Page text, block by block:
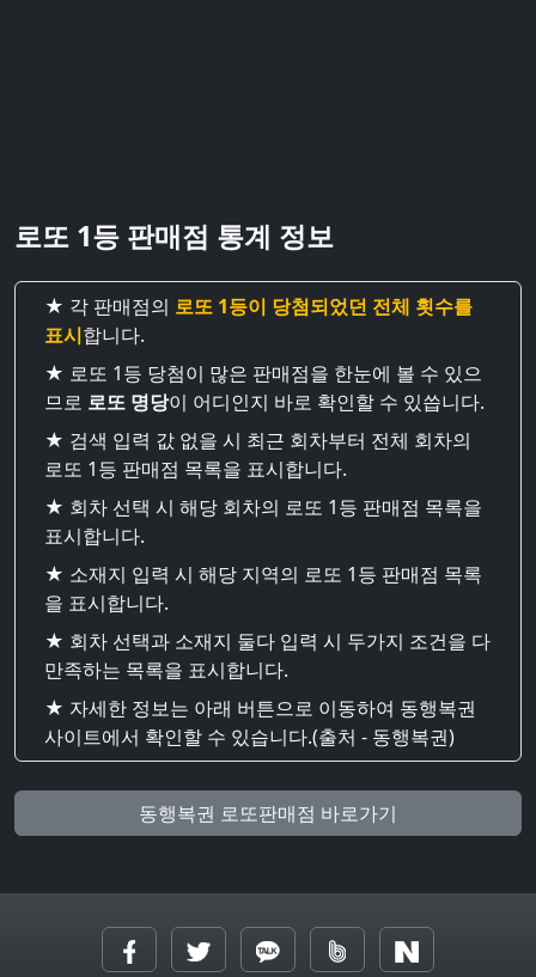
로또 1등 판매점 통계 정보
★ 각 판매점의 로또 1등이 당첨되었던 전체 횟수를
표시합니다.
★ 로또 1등 당첨이 많은 판매점을 한눈에 볼 수 있으
므로 로또 명당이 어디인지 바로 확인할 수 있씁니다.
★ 검색 입력 값 없을 시 최근 회차부터 전체 회차의
로또 1등 판매점 목록을 표시합니다.
★ 회차 선택 시 해당 회차의 로또 1등 판매점 목록을
표시합니다.
★ 소재지 입력 시 해당 지역의 로또 1등 판매점 목록
을 표시합니다.
★ 회차 선택과 소재지 둘다 입력 시 두가지 조건을 다
만족하는 목록을 표시합니다.
★ 자세한 정보는 아래 버튼으로 이동하여 동행복권
사이트에서 확인할 수 있습니다.(출처 - 동행복권)
동행복권 로또판매점 바로가기